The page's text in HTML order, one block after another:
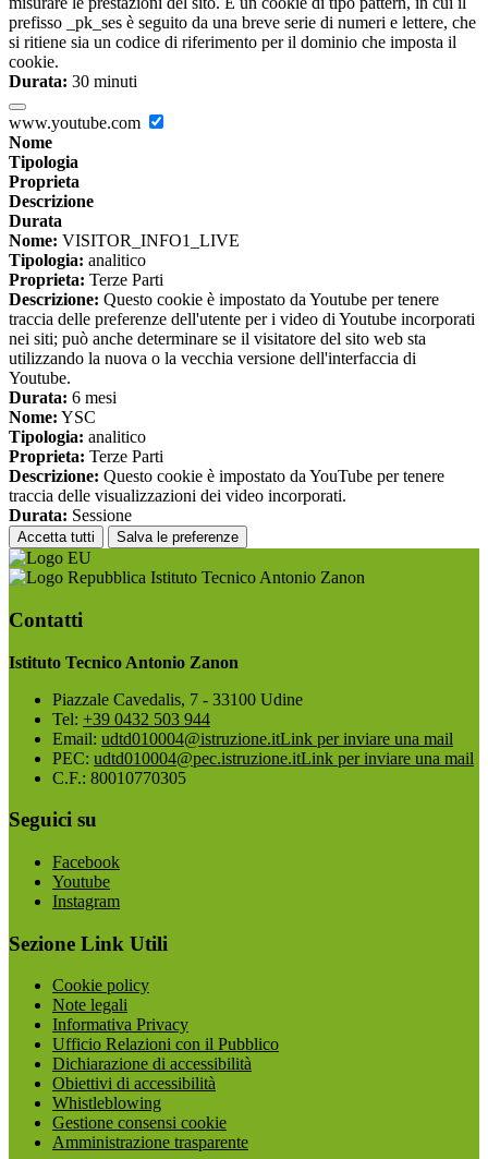
prefisso _pk_ses è seguito da una breve serie di numeri e lettere, che
si ritiene sia un codice di riferimento per il dominio che imposta il
cookie.
Durata: 30 minuti
www.youtube.com
Nome
Tipologia
Proprieta
Descrizione
Durata
Nome: VISITOR_INFO1_LIVE
Tipologia: analitico
Proprieta: Terze Parti
Descrizione: Questo cookie è impostato da Youtube per tenere
traccia delle preferenze dell'utente per i video di Youtube incorporati
nei siti; può anche determinare se il visitatore del sito web sta
utilizzando la nuova o la vecchia versione dell'interfaccia di
Youtube.
Durata: 6 mesi
Nome: YSC
Tipologia: analitico
Proprieta: Terze Parti
Descrizione: Questo cookie è impostato da YouTube per tenere
traccia delle visualizzazioni dei video incorporati.
Durata: Sessione
Accetta tutti Salva le preferenze
Istituto Tecnico Antonio Zanon
Contatti
Istituto Tecnico Antonio Zanon
Piazzale Cavedalis, 7 - 33100 Udine
Tel: +39 0432 503 944
Email: udtd010004@istruzione.itLink per inviare una mail
PEC: udtd010004@pec.istruzione.itLink per inviare una mail
C.F.: 80010770305
Seguici su
Facebook
Youtube
Instagram
Sezione Link Utili
Cookie policy
Note legali
Informativa Privacy
Ufficio Relazioni con il Pubblico
Dichiarazione di accessibilità
Obiettivi di accessibilità
Whistleblowing
Gestione consensi cookie
Amministrazione trasparente